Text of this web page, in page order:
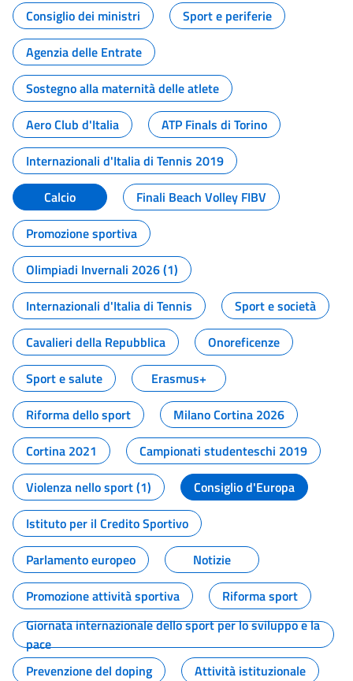
Consiglio dei ministri
Sport e periferie
Agenzia delle Entrate
Sostegno alla maternità delle atlete
Aero Club d'Italia
ATP Finals di Torino
Internazionali d'Italia di Tennis 2019
Calcio
Finali Beach Volley FIBV
Promozione sportiva
Olimpiadi Invernali 2026 (1)
Internazionali d'Italia di Tennis
Sport e società
Cavalieri della Repubblica
Onoreficenze
Sport e salute
Erasmus+
Riforma dello sport
Milano Cortina 2026
Cortina 2021
Campionati studenteschi 2019
Violenza nello sport (1)
Consiglio d'Europa
Istituto per il Credito Sportivo
Parlamento europeo
Notizie
Promozione attività sportiva
Riforma sport
Giornata internazionale dello sport per lo sviluppo e la
pace
Prevenzione del doping
Attività istituzionale